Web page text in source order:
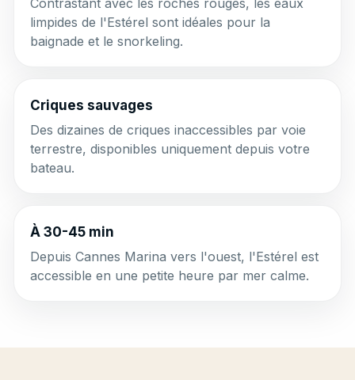
Contrastant avec les roches rouges, les eaux
limpides de l'Estérel sont idéales pour la
baignade et le snorkeling.
Criques sauvages
Des dizaines de criques inaccessibles par voie
terrestre, disponibles uniquement depuis votre
bateau.
À 30-45 min
Depuis Cannes Marina vers l'ouest, l'Estérel est
accessible en une petite heure par mer calme.